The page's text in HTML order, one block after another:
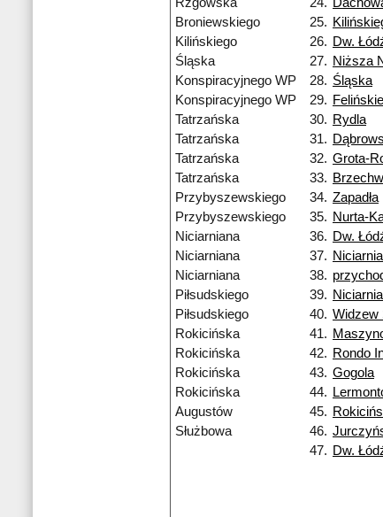
Broniewskiego
25.
Kilińskiego
26. Dw.
Śląska
27. Niższa
Konspiracyjnego WP
28. Śląska
Konspiracyjnego WP
29.
Tatrzańska
30. Rydla
Tatrzańska
31.
Tatrzańska
32. Grota-
Tatrzańska
33.
Przybyszewskiego
34. Zapadła
Przybyszewskiego
35. Nurta-
Niciarniana
36. Dw.
Niciarniana
37.
Niciarniana
38.
Piłsudskiego
39.
Piłsudskiego
40. Widzew
Rokicińska
41.
Rokicińska
42. Rondo
Rokicińska
43. Gogola
Rokicińska
44.
Augustów
45.
Służbowa
46.
47. Dw.